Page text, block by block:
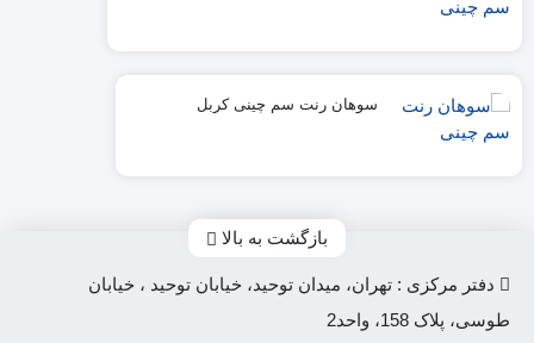
سوهان رنت سم چینی کربل
بازگشت به بالا
دفتر مرکزی : تهران، میدان توحید، خیابان توحید ، خیابان
طوسی، پلاک 158، واحد2